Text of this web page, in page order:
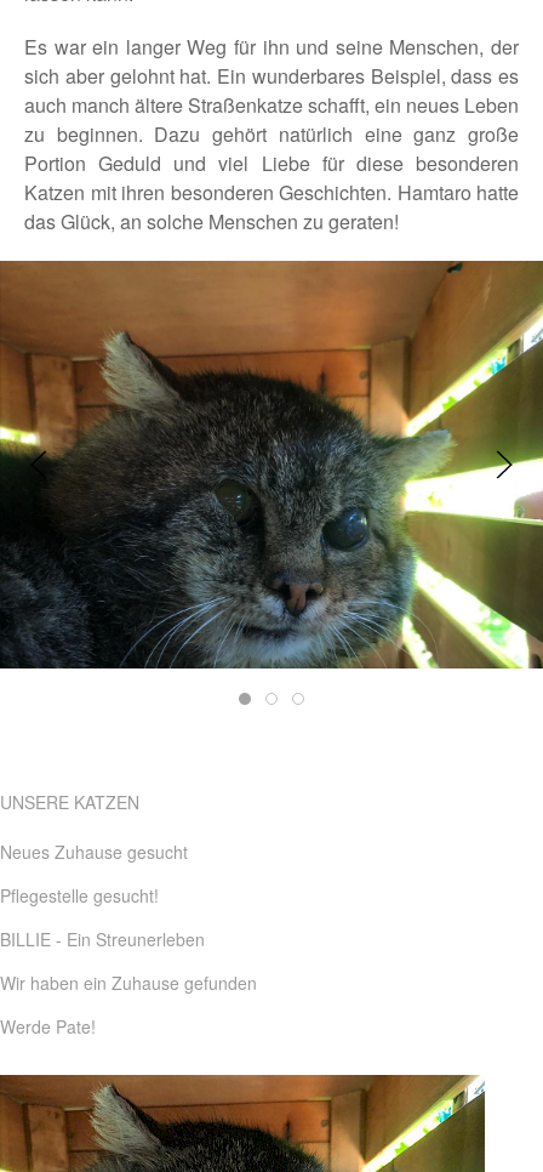
Es war ein langer Weg für ihn und seine Menschen, der
sich aber gelohnt hat. Ein wunderbares Beispiel, dass es
auch manch ältere Straßenkatze schafft, ein neues Leben
zu beginnen. Dazu gehört natürlich eine ganz große
Portion Geduld und viel Liebe für diese besonderen
Katzen mit ihren besonderen Geschichten. Hamtaro hatte
das Glück, an solche Menschen zu geraten!
UNSERE KATZEN
Neues Zuhause gesucht
Pflegestelle gesucht!
BILLIE - Ein Streunerleben
Wir haben ein Zuhause gefunden
Werde Pate!